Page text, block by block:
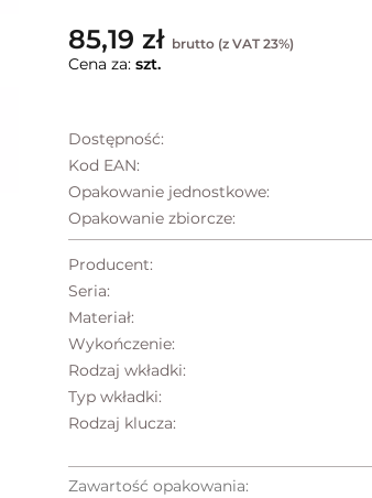
85,19 zł brutto (z VAT 23%)
Cena za: szt.
Dostępność:
Kod EAN:
Opakowanie jednostkowe:
Opakowanie zbiorcze:
Producent:
Seria:
Materiał:
Wykończenie:
Rodzaj wkładki:
Typ wkładki:
Rodzaj klucza:
Zawartość opakowania: